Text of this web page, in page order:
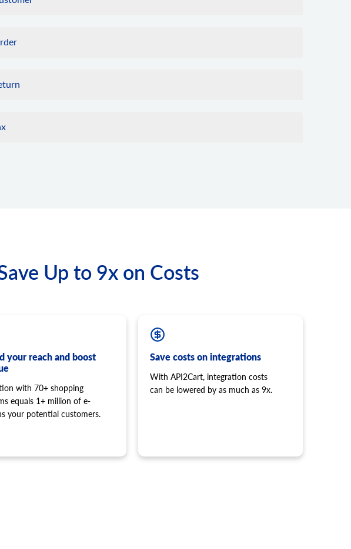
Up to 9x on Costs
your reach and boost
with 70+ shopping
equals 1+ million of e-
your potential customers.
Save costs on integrations
With API2Cart, integration costs
can be lowered by as much as 9x.